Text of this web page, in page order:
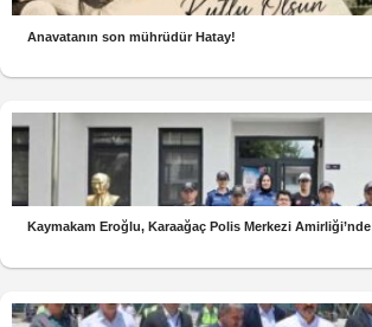
Anavatanın son mührüdür Hatay!
Kaymakam Eroğlu, Karaağaç Polis Merkezi Amirliği’nde